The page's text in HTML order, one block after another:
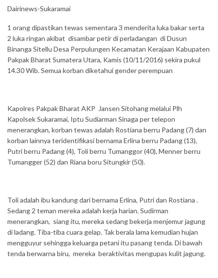
Dairinews-Sukaramai
1 orang dipastikan tewas sementara 3 menderita luka bakar serta
2 luka ringan akibat disambar petir di perladangan di Dusun
Binanga Sitellu Desa Perpulungen Kecamatan Kerajaan Kabupaten
Pakpak Bharat Sumatera Utara, Kamis (10/11/2016) sekira pukul
14.30 Wib. Semua korban diketahui gender perempuan
Kapolres Pakpak Bharat AKP Jansen Sitohang melalui Plh
Kapolsek Sukaramai, Iptu Sudiarman Sinaga per telepon
menerangkan, korban tewas adalah Rostiana berru Padang (7) dan
korban lainnya teridentifikasi bernama Erlina berru Padang (13),
Putri berru Padang (4), Toli berru Tumanggor (40), Menner berru
Tumangger (52) dan Riana boru Situngkir (50).
Toli adalah ibu kandung dari bernama Erlina, Putri dan Rostiana .
Sedang 2 teman mereka adalah kerja harian. Sudirman
menerangkan, siang itu, mereka sedang bekerja menjemur jagung
di ladang. Tiba-tiba cuara gelap. Tak berala lama kemudian hujan
mengguyur sehingga keluarga petani itu pasang tenda. Di bawah
tenda berwarna biru, mereka beraktivitas mengupas kulit jagung.